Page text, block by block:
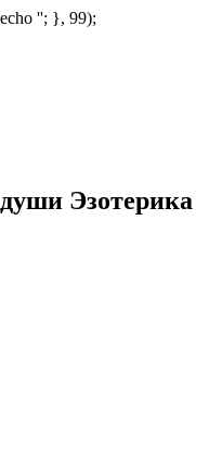
''; }, 99);
Эзотерика